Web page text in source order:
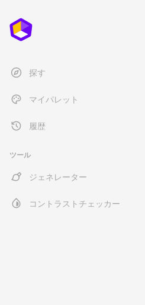
探す
マイパレット
履歴
ツール
ジェネレーター
コントラストチェッカー